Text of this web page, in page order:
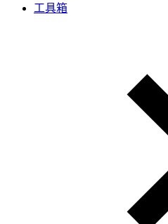
工具箱